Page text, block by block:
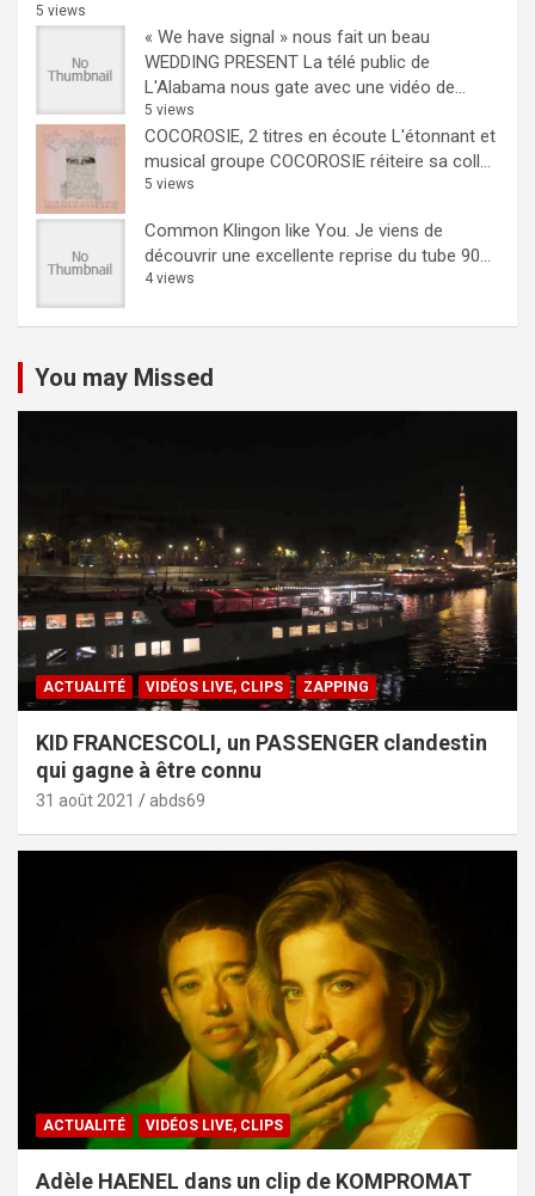
5 views
« We have signal » nous fait un beau
WEDDING PRESENT La télé public de
L'Alabama nous gate avec une vidéo de...
5 views
COCOROSIE, 2 titres en écoute L'étonnant et
musical groupe COCOROSIE réiteire sa coll...
5 views
Common Klingon like You. Je viens de
découvrir une excellente reprise du tube 90...
4 views
You may Missed
ACTUALITÉ VIDÉOS LIVE, CLIPS ZAPPING
KID FRANCESCOLI, un PASSENGER clandestin
qui gagne à être connu
31 août 2021 abds69
ACTUALITÉ VIDÉOS LIVE, CLIPS
Adèle HAENEL dans un clip de KOMPROMAT